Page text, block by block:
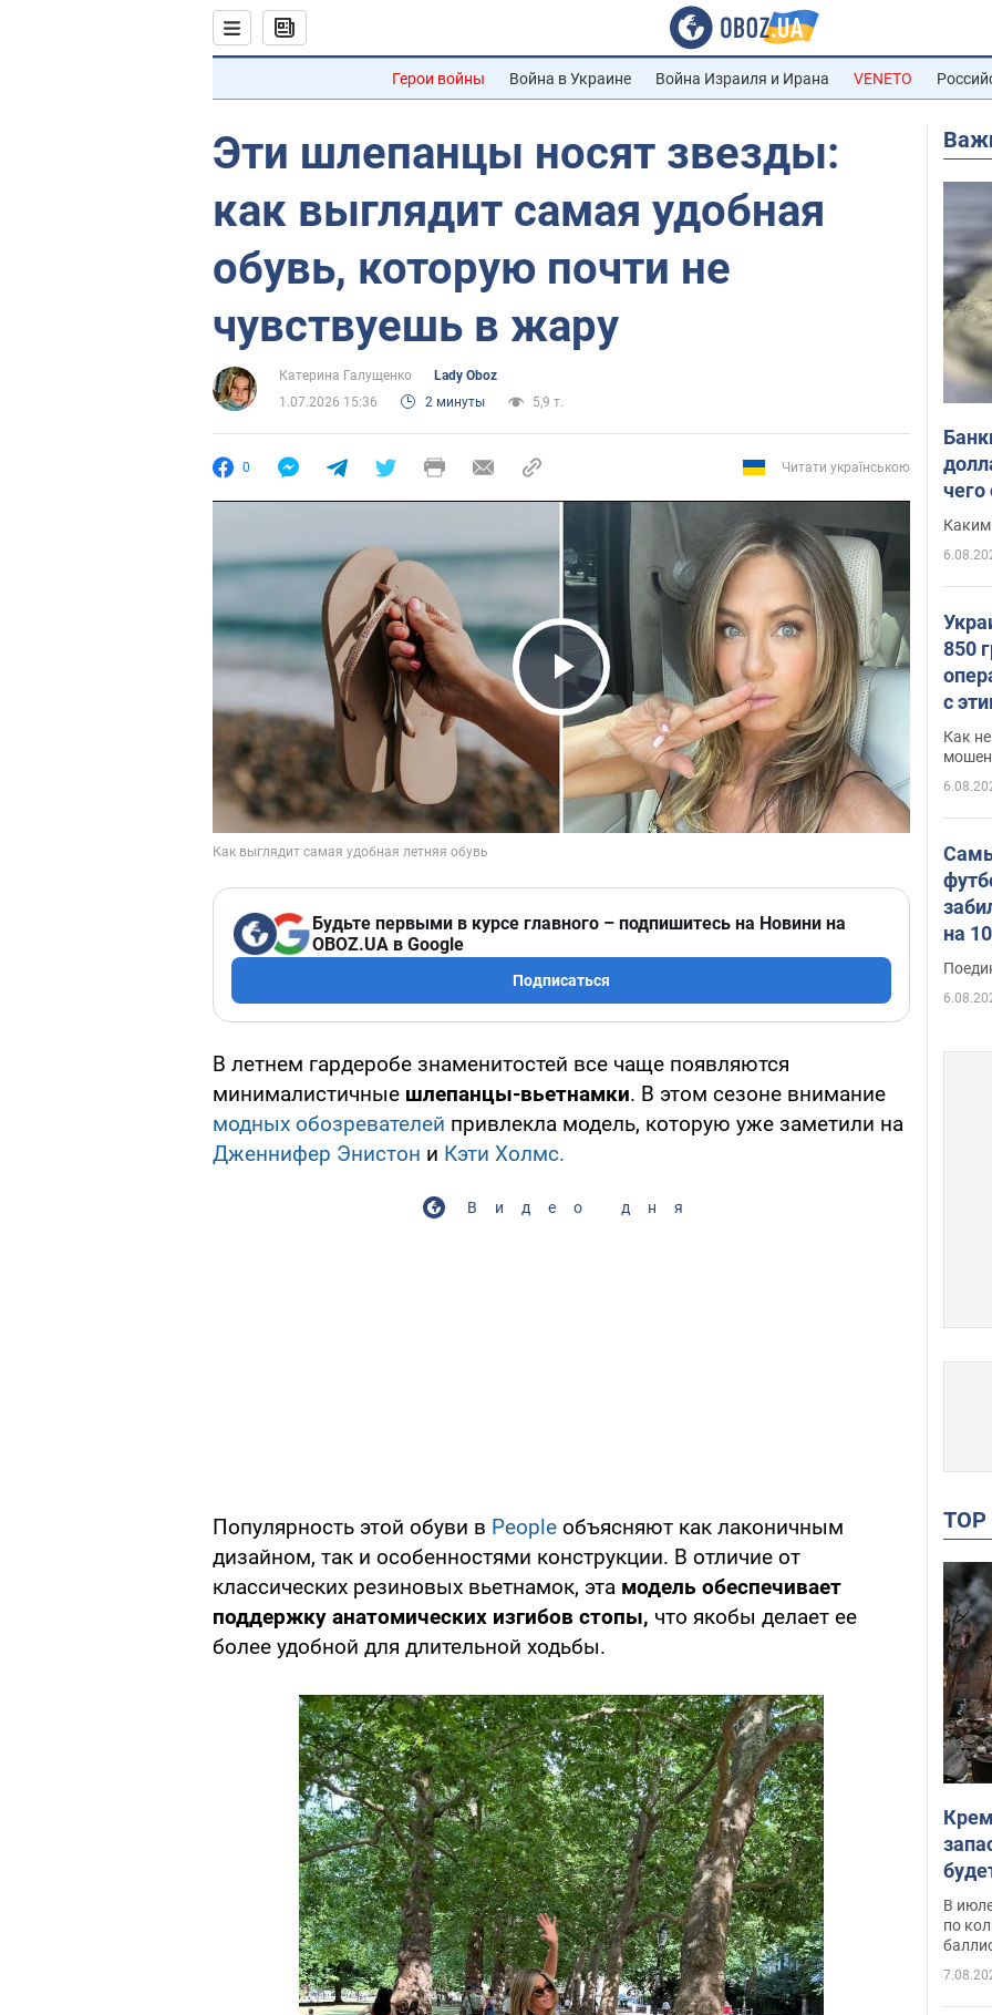
Герои войны Война в Украине Война Израиля и Ирана VENETO
Эти шлепанцы носят звезды:
как выглядит самая удобная
обувь, которую почти не
чувствуешь в жару
Катерина Галущенко
Lady Oboz
1.07.2026 15:36
2 минуты 5,9 т.
0 Читати українською
Play Video
Будьте первыми в курсе главного – подпишитесь на Новини на
OBOZ.UA в Google
Подписаться
В летнем гардеробе знаменитостей все чаще появляются
минималистичные шлепанцы-вьетнамки. В этом сезоне внимание
модных обозревателей привлекла модель, которую уже заметили на
Дженнифер Энистон и Кэти Холмс.
Видео дня
Популярность этой обуви в People объясняют как лаконичным
дизайном, так и особенностями конструкции. В отличие от
классических резиновых вьетнамок, эта модель обеспечивает
поддержку анатомических изгибов стопы, что якобы делает ее
более удобной для длительной ходьбы.
Каким
850
с
Как
на
В
по